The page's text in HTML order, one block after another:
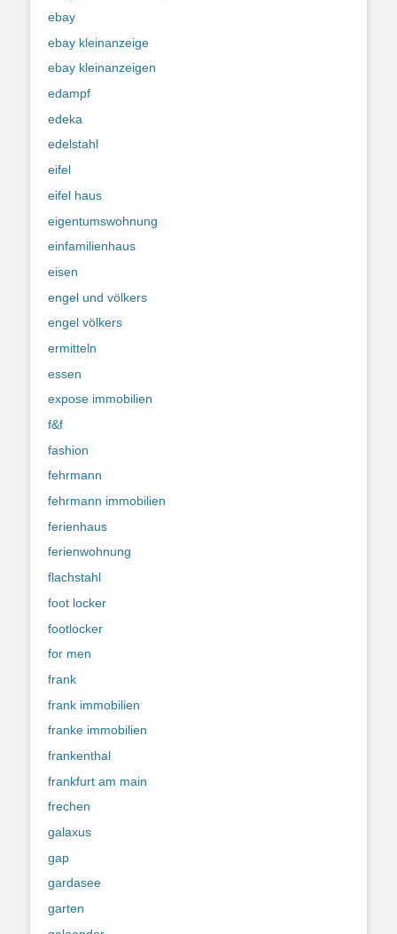
ebay
ebay kleinanzeige
ebay kleinanzeigen
edampf
edeka
edelstahl
eifel
eifel haus
eigentumswohnung
einfamilienhaus
eisen
engel und völkers
engel völkers
ermitteln
essen
expose immobilien
f&f
fashion
fehrmann
fehrmann immobilien
ferienhaus
ferienwohnung
flachstahl
foot locker
footlocker
for men
frank
frank immobilien
franke immobilien
frankenthal
frankfurt am main
frechen
galaxus
gap
gardasee
garten